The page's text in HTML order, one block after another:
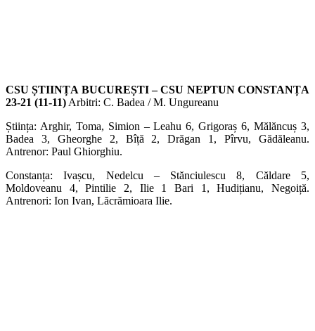
CSU ȘTIINȚA BUCUREȘTI – CSU NEPTUN CONSTANȚA
23-21 (11-11) Arbitri: C. Badea / M. Ungureanu
Știința: Arghir, Toma, Simion – Leahu 6, Grigoraș 6, Mălăncuș 3,
Badea 3, Gheorghe 2, Bîță 2, Drăgan 1, Pîrvu, Gădăleanu.
Antrenor: Paul Ghiorghiu.
Constanța: Ivașcu, Nedelcu – Stănciulescu 8, Căldare 5,
Moldoveanu 4, Pintilie 2, Ilie 1 Bari 1, Hudițianu, Negoiță.
Antrenori: Ion Ivan, Lăcrămioara Ilie.